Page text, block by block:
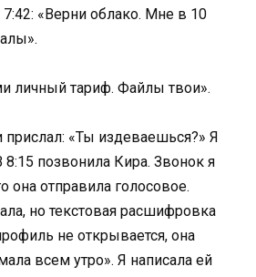
«Верни облако. Мне в 10
личный тариф. Файлы твои».
прислал: «Ты издеваешься?» Я
8:15 позвонила Кира. Звонок я
она отправила голосовое.
но текстовая расшифровка
не открывается, она
всем утро». Я написала ей